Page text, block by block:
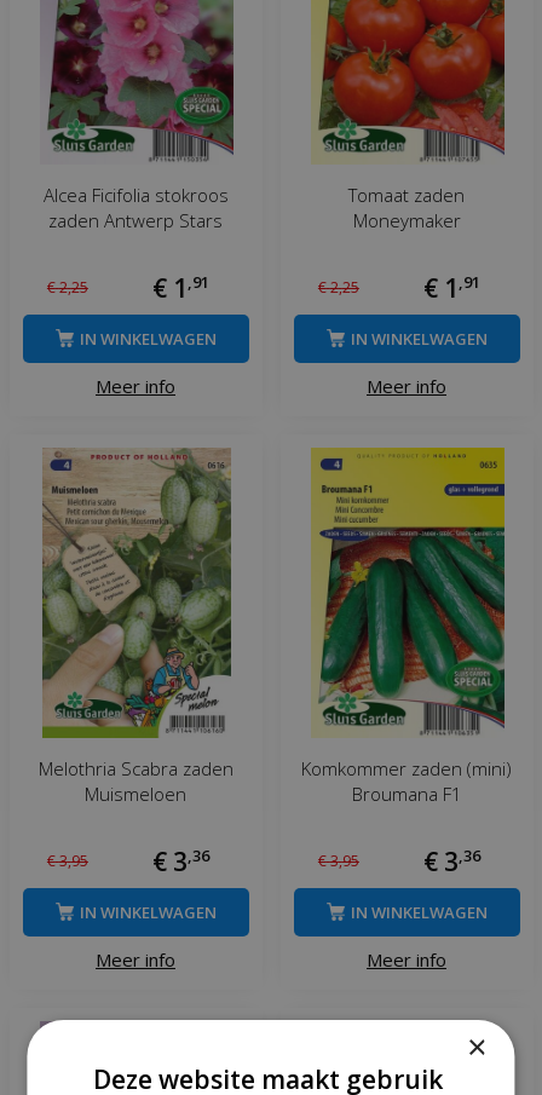
Alcea Ficifolia stokroos
zaden Antwerp Stars
€2,25 € 1 91
Meer info
IN WINKELWAGEN
Tomaat zaden
Moneymaker
€2,25 € 1 91
Meer info
IN WINKELWAGEN
Melothria Scabra zaden
Muismeloen
€3,95 € 3 36
Meer info
IN WINKELWAGEN
Komkommer zaden (mini)
Broumana F1
€3,95 € 3 36
Meer info
IN WINKELWAGEN
×
Deze website maakt gebruik